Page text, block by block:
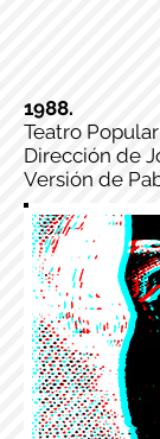
1988.
Teatro
Dirección de
Versión de